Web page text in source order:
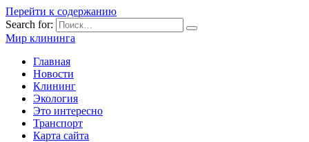
Перейти к содержанию
Search for:
Мир клининга
Главная
Новости
Клининг
Экология
Это интересно
Транспорт
Карта сайта